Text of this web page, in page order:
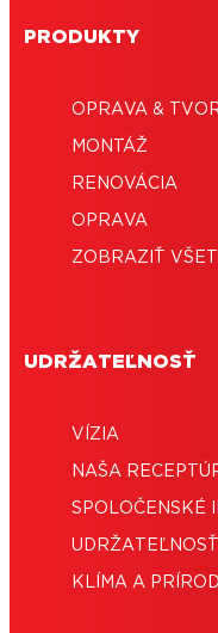
PRODUKTY
OPRAVA &
MONTÁŽ
RENOVÁCIA
OPRAVA
ZOBRAZIŤ
UDRŽATEĽNOSŤ
VÍZIA
NAŠA
SPOLOČENSKÉ
KLÍMA A